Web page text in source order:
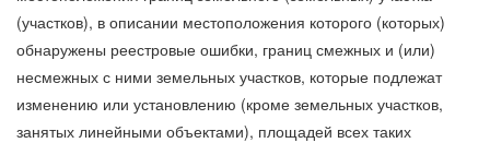
(участков), в описании местоположения которого (которых)
обнаружены реестровые ошибки, границ смежных и (или)
несмежных с ними земельных участков, которые подлежат
изменению или установлению (кроме земельных участков,
занятых линейными объектами), площадей всех таких